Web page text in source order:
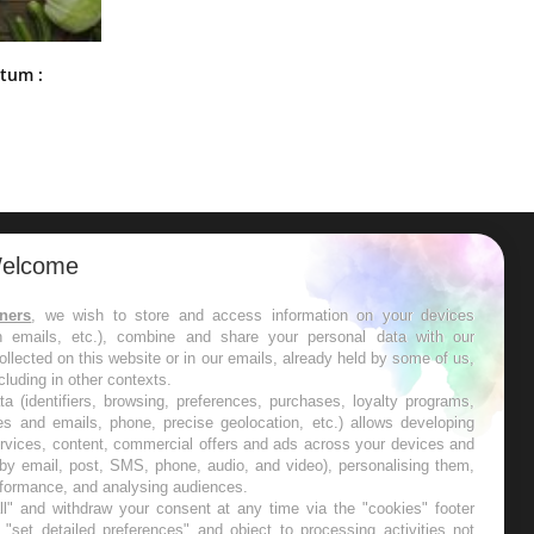
:
les semaines les meilleures
, we wish to store and access information on your devices
emails, etc.), combine and share your personal data with our
on this website or in our emails, already held by some of us,
in other contexts.
(identifiers, browsing, preferences, purchases, loyalty programs,
and emails, phone, precise geolocation, etc.) allows developing
content, commercial offers and ads across your devices and
email, post, SMS, phone, audio, and video), personalising them,
and analysing audiences.
and withdraw your consent at any time via the "cookies" footer
"set detailed preferences" and object to processing activities not